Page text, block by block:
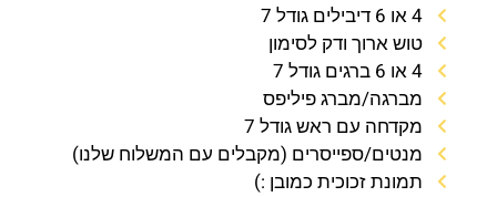
4 או 6 דיבילים גודל 7
טוש ארוך ודק לסימון
4 או 6 ברגים גודל 7
מברגה/מברג פיליפס
מקדחה עם ראש גודל 7
מנטים/ספייסרים (מקבלים עם המשלוח שלנו)
תמונת זכוכית כמובן :)